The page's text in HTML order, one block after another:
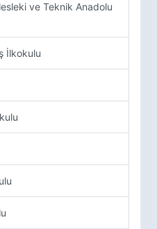
ve Teknik Anadolu
İlkokulu